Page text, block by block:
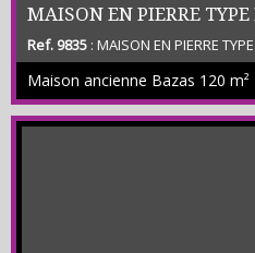
MAISON EN PIERRE
SUR 3 HECTARES
Ref. 9835 : MAISON EN PIERRE
M2 ENV COMPRENANT SEJOUR
AVEC CHEMINEE - 2 CHAMBRES -
DEPENDANCE - TERRAIN NON
BAZAS - Prix Net Vendeur 166
Maison ancienne Bazas 120 m²